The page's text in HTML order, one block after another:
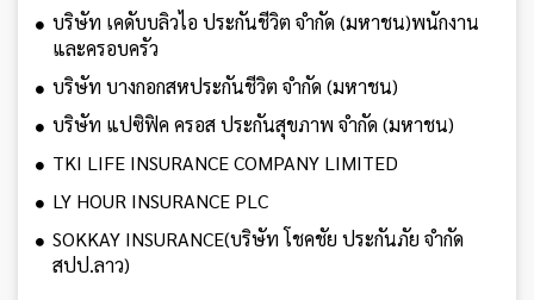
บริษัท เคดับบลิวไอ ประกันชีวิต จำกัด (มหาชน)พนักงาน
และครอบครัว
บริษัท บางกอกสหประกันชีวิต จำกัด (มหาชน)
บริษัท แปซิฟิค ครอส ประกันสุขภาพ จำกัด (มหาชน)
TKI LIFE INSURANCE COMPANY LIMITED
LY HOUR INSURANCE PLC
SOKKAY INSURANCE(บริษัท โชคชัย ประกันภัย จำกัด
สปป.ลาว)